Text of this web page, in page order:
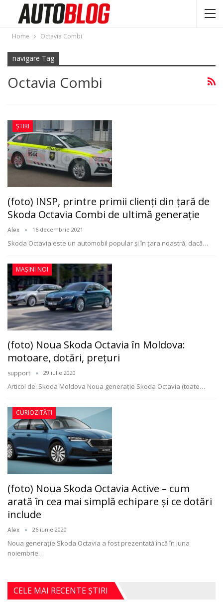
Home Octavia Combi
navigare Tag
Octavia Combi
ȘTIRI
(foto) INSP, printre primii clienţi din ţară de
Skoda Octavia Combi de ultimă generaţie
Alex 16 decembrie 2021
Skoda Octavia este un automobil popular şi în ţara noastră, dacă…
MAȘINI NOI
(foto) Noua Skoda Octavia în Moldova:
motoare, dotări, preţuri
support 29 iulie 2020
Articol de: Skoda Moldova Noua generaţie Skoda Octavia (toate…
CURIOZITĂȚI
(foto) Noua Skoda Octavia Active – cum
arată în cea mai simplă echipare şi ce dotări
include
Alex 26 iunie 2020
Noua generaţie Skoda Octavia a fost prezentată încă în luna
noiembrie…
CELE MAI RECENTE ȘTIRI